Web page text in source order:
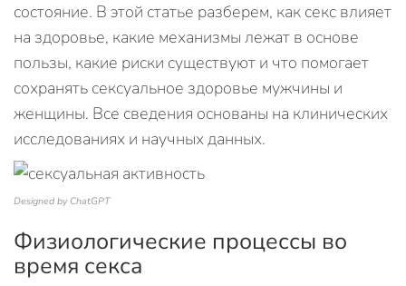
состояние. В этой статье разберем, как секс влияет
на здоровье, какие механизмы лежат в основе
пользы, какие риски существуют и что помогает
сохранять сексуальное здоровье мужчины и
женщины. Все сведения основаны на клинических
исследованиях и научных данных.
Designed by ChatGPT
Физиологические процессы во
время секса